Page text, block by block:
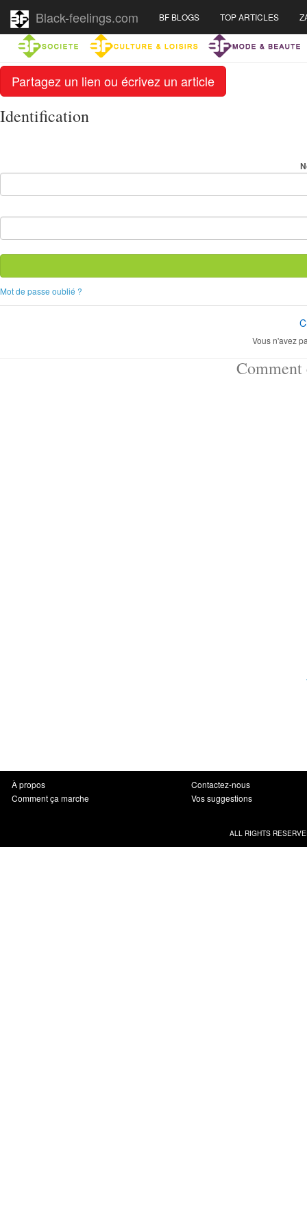
Partagez un lien ou écrivez un article
Black-feelings.com BF BLOGS TOP ARTICLES
Identification
Mot de passe oublié ?
Vous n'avez
Comment
À propos
Comment ça marche
Contactez-nous
Vos suggestions
ALL RIGHTS